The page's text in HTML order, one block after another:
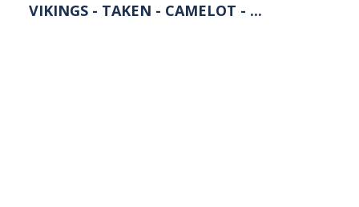
VIKINGS - TAKEN - CAMELOT - ...